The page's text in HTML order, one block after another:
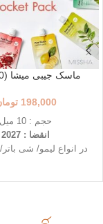
ماسک جیبی میشا (10 میل)
198,000
حجم : 10 میل
انقضا : 2027
در انواع لیمو/ شی